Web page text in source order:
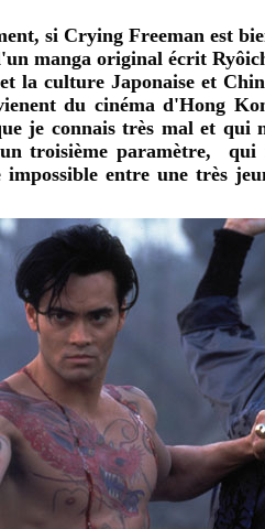
si Crying Freeman est
manga original écrit
la culture Japonaise et
du cinéma d'Hong
je connais très mal et qui
un troisième paramètre,
impossible entre une très